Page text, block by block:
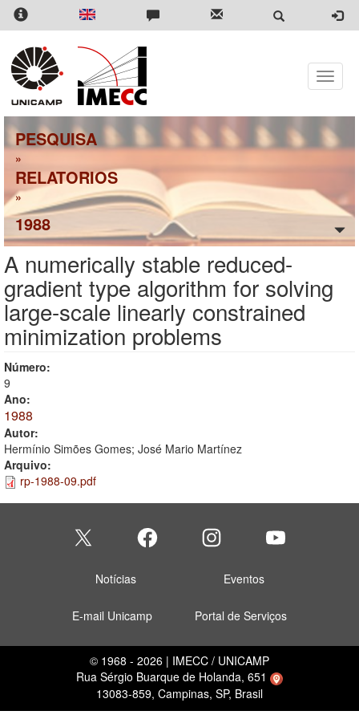
Pular
para
conteúdo
principal
Toggle
PESQUISA
»
RELATORIOS
»
1988
A numerically stable reduced-
gradient type algorithm for solving
large-scale linearly constrained
minimization problems
Número:
9
Ano:
1988
Autor:
Hermínio Simões Gomes; José Mario Martínez
Arquivo:
rp-1988-09.pdf
Notícias Eventos
E-mail Unicamp Portal de Serviços
© 1968 - 2026 | IMECC / UNICAMP
Rua Sérgio Buarque de Holanda, 651
13083-859, Campinas, SP, Brasil